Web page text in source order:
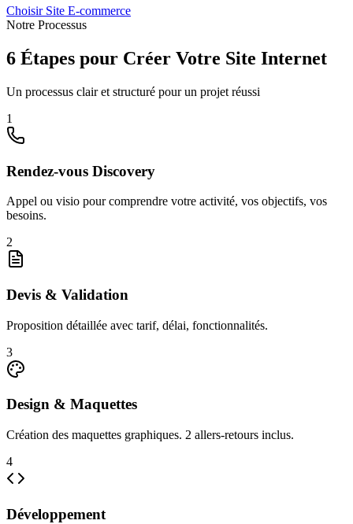
Choisir Site E-commerce
Notre Processus
6 Étapes pour Créer Votre Site Internet
Un processus clair et structuré pour un projet réussi
1
Rendez-vous Discovery
Appel ou visio pour comprendre votre activité, vos objectifs, vos
besoins.
2
Devis & Validation
Proposition détaillée avec tarif, délai, fonctionnalités.
3
Design & Maquettes
Création des maquettes graphiques. 2 allers-retours inclus.
4
Développement